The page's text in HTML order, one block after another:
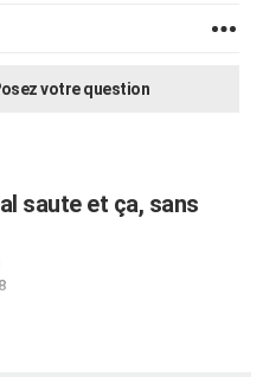
votre question
saute et ça, sans